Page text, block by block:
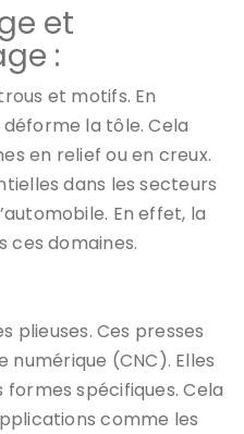
et
:
et motifs. En
la tôle. Cela
en relief ou en creux.
dans les secteurs
En effet, la
ces domaines.
plieuses. Ces presses
(CNC). Elles
spécifiques. Cela
comme les